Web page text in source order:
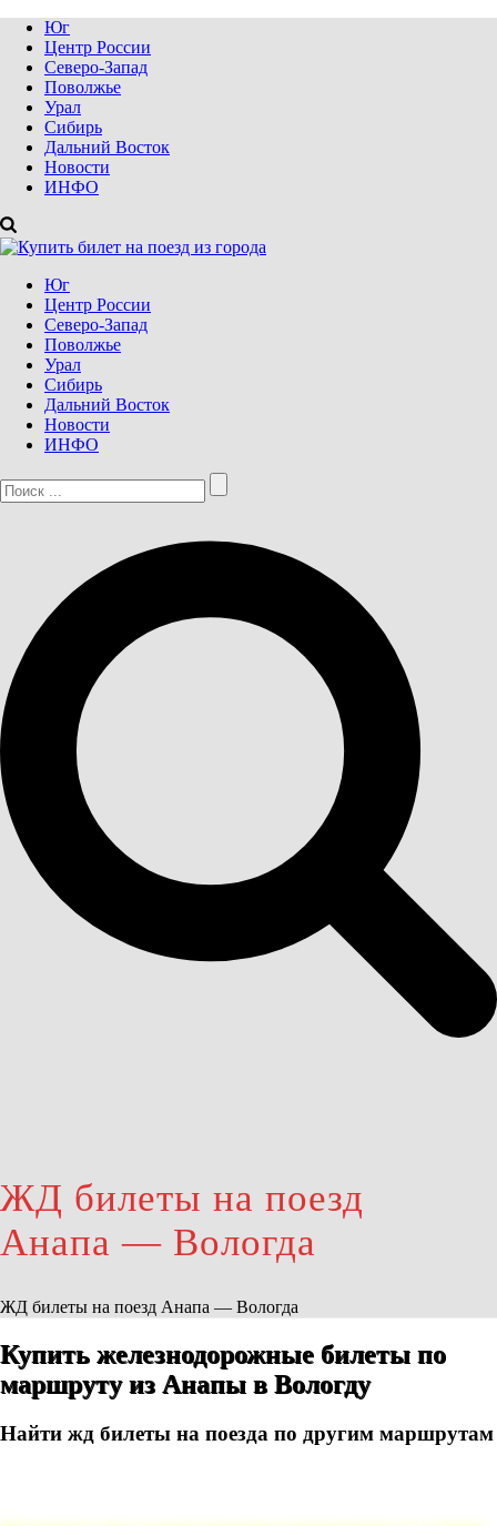
Юг
Центр России
Северо-Запад
Поволжье
Урал
Сибирь
Дальний Восток
Новости
ИНФО
Юг
Центр России
Северо-Запад
Поволжье
Урал
Сибирь
Дальний Восток
Новости
ИНФО
ЖД билеты на поезд
Анапа — Вологда
ЖД билеты на поезд Анапа — Вологда
Купить железнодорожные билеты по
маршруту из Анапы в Вологду
Найти жд билеты на поезда по другим маршрутам